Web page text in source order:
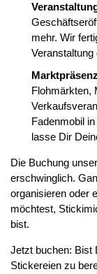
mehr. Wir
Veranstaltung
Flohmärkten,
Fadenmobil
lasse Dir
Die Buchung
erschwinglich.
organisieren oder
möchtest,
bist.
Jetzt buchen: Bist
Stickereien zu